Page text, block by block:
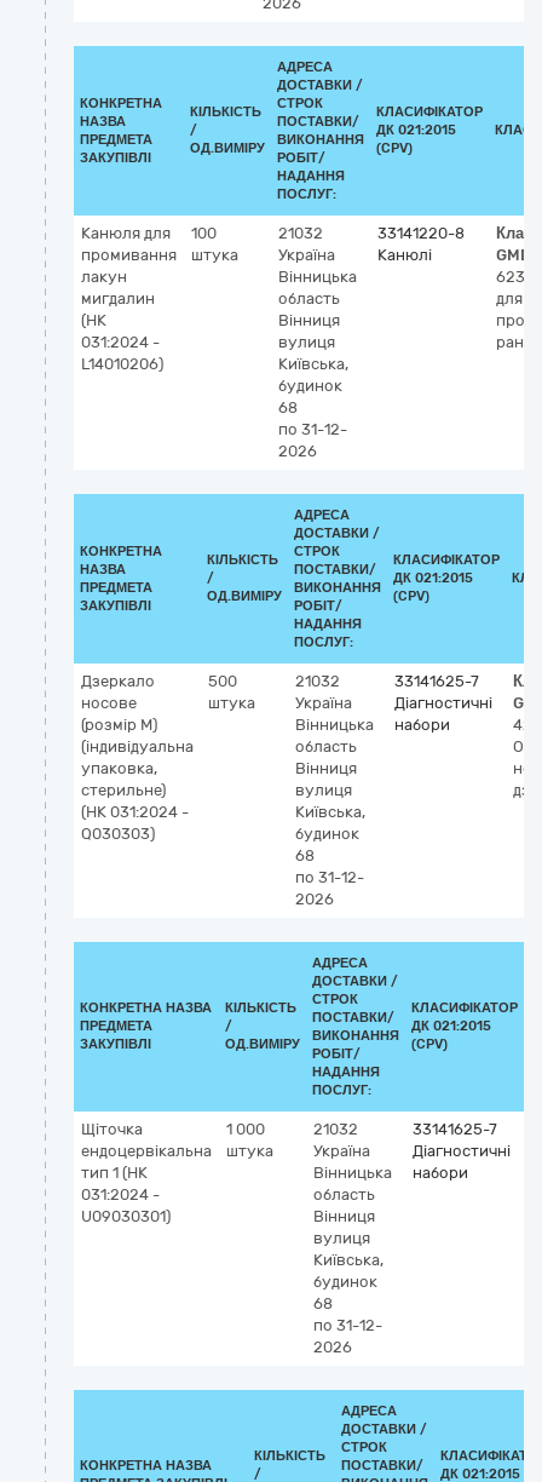
КОНКРЕТНА
НАЗВА
ПРЕДМЕТА
ЗАКУПІВЛІ
КІЛЬКІСТЬ
/
ОД.ВИМІРУ
АДРЕСА
ДОСТАВКИ /
СТРОК
ПОСТАВКИ/
ВИКОНАННЯ
РОБІТ/
НАДАННЯ
ПОСЛУГ:
КЛАСИФІКАТОР
ДК 021:2015
(CPV)
Канюля для
промивання
лакун
мигдалин
(НК
031:2024 -
L14010206)
100
штука
21032
Україна
Вінницька
область
Вінниця
вулиця
Київська,
будинок
68
по 31-12-
2026
33141220-8
Канюлі
для
ран
КОНКРЕТНА
НАЗВА
ПРЕДМЕТА
ЗАКУПІВЛІ
КІЛЬКІСТЬ
/
ОД.ВИМІРУ
АДРЕСА
ДОСТАВКИ /
СТРОК
ПОСТАВКИ/
ВИКОНАННЯ
РОБІТ/
НАДАННЯ
ПОСЛУГ:
КЛАСИФІКАТОР
ДК 021:2015
(CPV)
Дзеркало
носове
(розмір M)
(індивідуальна
упаковка,
стерильне)
(НК 031:2024 -
Q030303)
500
штука
21032
Україна
Вінницька
область
Вінниця
вулиця
Київська,
будинок
68
по 31-12-
2026
33141625-7
Діагностичні
набори
КОНКРЕТНА НАЗВА
ПРЕДМЕТА
ЗАКУПІВЛІ
КІЛЬКІСТЬ
/
ОД.ВИМІРУ
АДРЕСА
ДОСТАВКИ /
СТРОК
ПОСТАВКИ/
ВИКОНАННЯ
РОБІТ/
НАДАННЯ
ПОСЛУГ:
КЛАСИФІКАТОР
ДК 021:2015
(CPV)
Щіточка
ендоцервікальна
тип 1 (НК
031:2024 -
U09030301)
1 000
штука
21032
Україна
Вінницька
область
Вінниця
вулиця
Київська,
будинок
68
по 31-12-
2026
33141625-7
Діагностичні
набори
КОНКРЕТНА НАЗВА
КІЛЬКІСТЬ
/
АДРЕСА
ДОСТАВКИ /
СТРОК
ПОСТАВКИ/
ДК 021:2015